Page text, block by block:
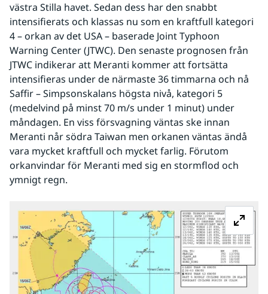
västra Stilla havet. Sedan dess har den snabbt
intensifierats och klassas nu som en kraftfull kategori
4 – orkan av det USA – baserade Joint Typhoon
Warning Center (JTWC). Den senaste prognosen från
JTWC indikerar att Meranti kommer att fortsätta
intensifieras under de närmaste 36 timmarna och nå
Saffir – Simpsonskalans högsta nivå, kategori 5
(medelvind på minst 70 m/s under 1 minut) under
måndagen. En viss försvagning väntas ske innan
Meranti når södra Taiwan men orkanen väntas ändå
vara mycket kraftfull och mycket farlig. Förutom
orkanvindar för Meranti med sig en stormflod och
ymnigt regn.